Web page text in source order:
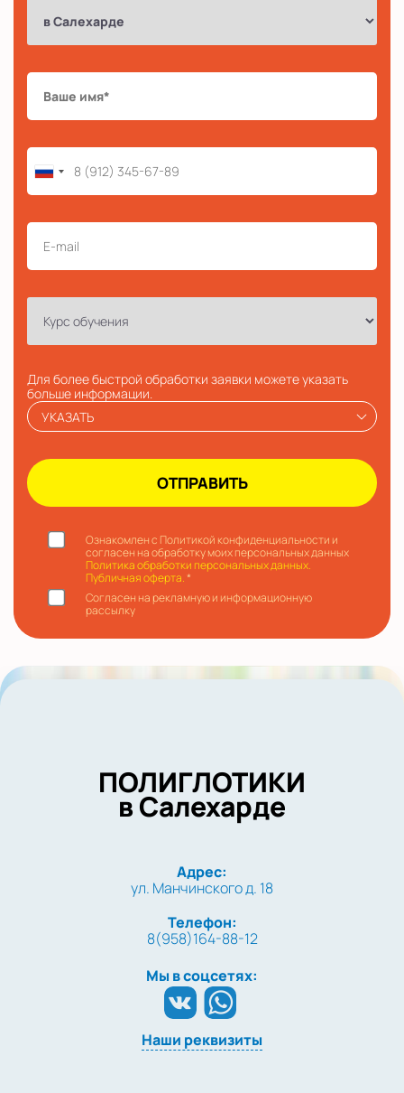
Для более быстрой обработки заявки можете указать
больше информации.
УКАЗАТЬ
Ознакомлен с Политикой конфиденциальности и
согласен на обработку моих персональных данных
Политика обработки персональных данных.
Публичная оферта.*
Согласен на рекламную и информационную
рассылку
ПОЛИГЛОТИКИ
в Салехарде
Адрес:
ул. Манчинского д. 18
Телефон:
8(958)164-88-12
Мы в соцсетях:
Наши реквизиты